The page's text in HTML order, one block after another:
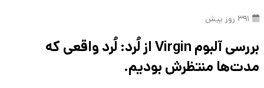
بررسی آلبوم Virgin از لُرد: لُرد واقعی که
مدت‌ها منتظرش بودیم.